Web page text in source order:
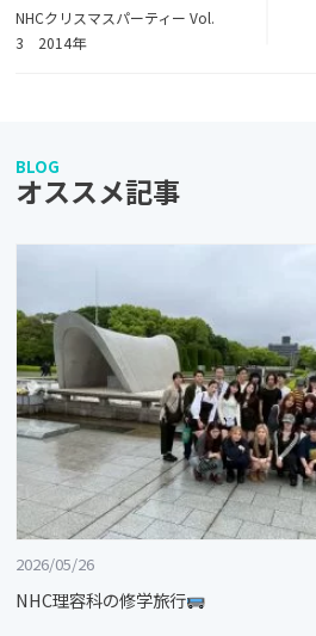
NHCクリスマスパーティー Vol.
3 2014年
BLOG
オススメ記事
2026/05/26
NHC理容科の修学旅行